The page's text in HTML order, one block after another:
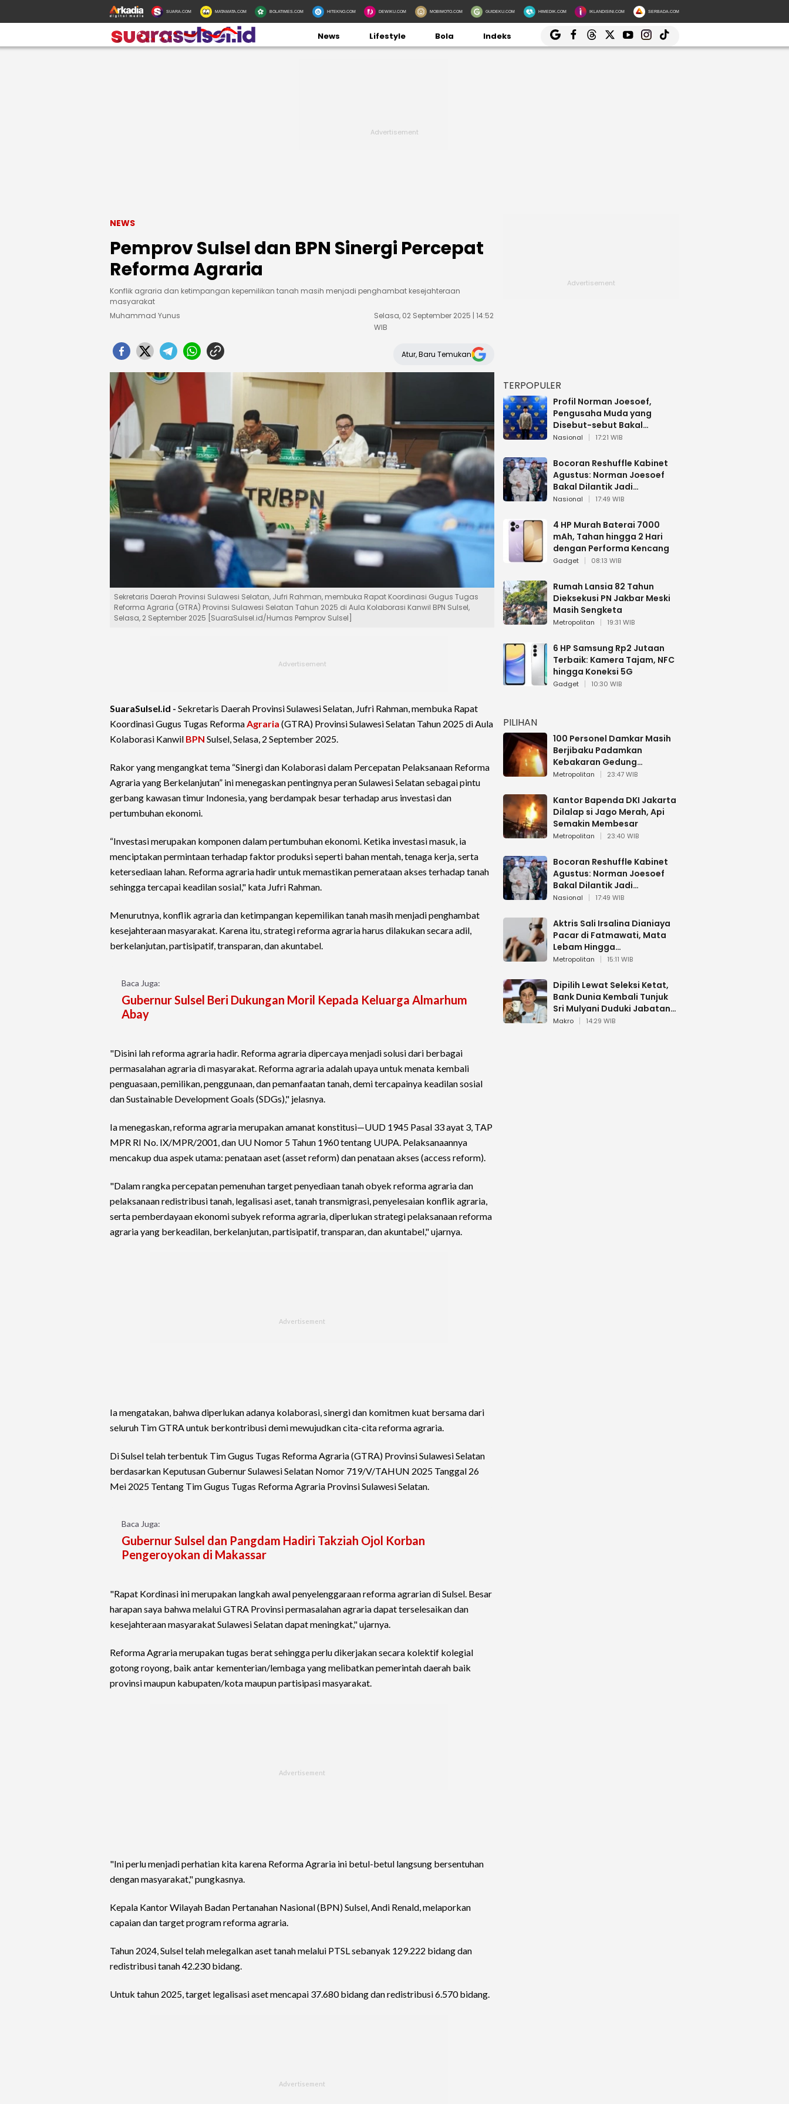
SUARA.COM MATAMATA.COM BOLATIMES.COM HITEKNO.COM DEWIKU.COM MOBIMOTO.COM GUIDEKU.COM HIMEDIK.COM IKLANDISINI.COM SERBADA.COM
News Lifestyle Bola Indeks
NEWS
Pemprov Sulsel dan BPN Sinergi Percepat
Reforma Agraria
Konflik agraria dan ketimpangan kepemilikan tanah masih menjadi penghambat kesejahteraan
masyarakat
Muhammad Yunus
Selasa, 02 September 2025 | 14:52
WIB
Atur, Baru Temukan
Sekretaris Daerah Provinsi Sulawesi Selatan, Jufri Rahman, membuka Rapat Koordinasi Gugus Tugas
Reforma Agraria (GTRA) Provinsi Sulawesi Selatan Tahun 2025 di Aula Kolaborasi Kanwil BPN Sulsel,
Selasa, 2 September 2025 [SuaraSulsel.id/Humas Pemprov Sulsel]
SuaraSulsel.id - Sekretaris Daerah Provinsi Sulawesi Selatan, Jufri Rahman, membuka Rapat
Koordinasi Gugus Tugas ReformaAgraria (GTRA) Provinsi Sulawesi Selatan Tahun 2025 di Aula
Kolaborasi Kanwil BPN Sulsel, Selasa, 2 September 2025.
Rakor yang mengangkat tema “Sinergi dan Kolaborasi dalam Percepatan Pelaksanaan Reforma
Agraria yang Berkelanjutan” ini menegaskan pentingnya peran Sulawesi Selatan sebagai pintu
gerbang kawasan timur Indonesia, yang berdampak besar terhadap arus investasi dan
pertumbuhan ekonomi.
“Investasi merupakan komponen dalam pertumbuhan ekonomi. Ketika investasi masuk, ia
menciptakan permintaan terhadap faktor produksi seperti bahan mentah, tenaga kerja, serta
ketersediaan lahan. Reforma agraria hadir untuk memastikan pemerataan akses terhadap tanah
sehingga tercapai keadilan sosial," kata Jufri Rahman.
Menurutnya, konflik agraria dan ketimpangan kepemilikan tanah masih menjadi penghambat
kesejahteraan masyarakat. Karena itu, strategi reforma agraria harus dilakukan secara adil,
berkelanjutan, partisipatif, transparan, dan akuntabel.
Baca Juga:
Gubernur Sulsel Beri Dukungan Moril Kepada Keluarga Almarhum
Abay
"Disini lah reforma agraria hadir. Reforma agraria dipercaya menjadi solusi dari berbagai
permasalahan agraria di masyarakat. Reforma agraria adalah upaya untuk menata kembali
penguasaan, pemilikan, penggunaan, dan pemanfaatan tanah, demi tercapainya keadilan sosial
dan Sustainable Development Goals (SDGs)," jelasnya.
Ia menegaskan, reforma agraria merupakan amanat konstitusi—UUD 1945 Pasal 33 ayat 3, TAP
MPR RI No. IX/MPR/2001, dan UU Nomor 5 Tahun 1960 tentang UUPA. Pelaksanaannya
mencakup dua aspek utama: penataan aset (asset reform) dan penataan akses (access reform).
"Dalam rangka percepatan pemenuhan target penyediaan tanah obyek reforma agraria dan
pelaksanaan redistribusi tanah, legalisasi aset, tanah transmigrasi, penyelesaian konflik agraria,
serta pemberdayaan ekonomi subyek reforma agraria, diperlukan strategi pelaksanaan reforma
agraria yang berkeadilan, berkelanjutan, partisipatif, transparan, dan akuntabel," ujarnya.
Ia mengatakan, bahwa diperlukan adanya kolaborasi, sinergi dan komitmen kuat bersama dari
seluruh Tim GTRA untuk berkontribusi demi mewujudkan cita-cita reforma agraria.
Di Sulsel telah terbentuk Tim Gugus Tugas Reforma Agraria (GTRA) Provinsi Sulawesi Selatan
berdasarkan Keputusan Gubernur Sulawesi Selatan Nomor 719/V/TAHUN 2025 Tanggal 26
Mei 2025 Tentang Tim Gugus Tugas Reforma Agraria Provinsi Sulawesi Selatan.
Baca Juga:
Gubernur Sulsel dan Pangdam Hadiri Takziah Ojol Korban
Pengeroyokan di Makassar
"Rapat Kordinasi ini merupakan langkah awal penyelenggaraan reforma agrarian di Sulsel. Besar
harapan saya bahwa melalui GTRA Provinsi permasalahan agraria dapat terselesaikan dan
kesejahteraan masyarakat Sulawesi Selatan dapat meningkat," ujarnya.
Reforma Agraria merupakan tugas berat sehingga perlu dikerjakan secara kolektif kolegial
gotong royong, baik antar kementerian/lembaga yang melibatkan pemerintah daerah baik
provinsi maupun kabupaten/kota maupun partisipasi masyarakat.
"Ini perlu menjadi perhatian kita karena Reforma Agraria ini betul-betul langsung bersentuhan
dengan masyarakat," pungkasnya.
Kepala Kantor Wilayah Badan Pertanahan Nasional (BPN) Sulsel, Andi Renald, melaporkan
capaian dan target program reforma agraria.
Tahun 2024, Sulsel telah melegalkan aset tanah melalui PTSL sebanyak 129.222 bidang dan
redistribusi tanah 42.230 bidang.
Untuk tahun 2025, target legalisasi aset mencapai 37.680 bidang dan redistribusi 6.570 bidang.
TERPOPULER
Profil Norman Joesoef,
Pengusaha Muda yang
Disebut-sebut Bakal
Dilantik Jadi Wamenhan RI
Nasional 17:21 WIB
Bocoran Reshuffle Kabinet
Agustus: Norman Joesoef
Bakal Dilantik Jadi
Wamenhan RI
Nasional 17:49 WIB
4 HP Murah Baterai 7000
mAh, Tahan hingga 2 Hari
dengan Performa Kencang
Gadget 08:13 WIB
Rumah Lansia 82 Tahun
Dieksekusi PN Jakbar Meski
Masih Sengketa
Metropolitan 19:31 WIB
6 HP Samsung Rp2 Jutaan
Terbaik: Kamera Tajam, NFC
hingga Koneksi 5G
Gadget 10:30 WIB
PILIHAN
100 Personel Damkar Masih
Berjibaku Padamkan
Kebakaran Gedung
Bapenda DKI
Metropolitan 23:47 WIB
Kantor Bapenda DKI Jakarta
Dilalap si Jago Merah, Api
Semakin Membesar
Metropolitan 23:40 WIB
Bocoran Reshuffle Kabinet
Agustus: Norman Joesoef
Bakal Dilantik Jadi
Wamenhan RI
Nasional 17:49 WIB
Aktris Sali Irsalina Dianiaya
Pacar di Fatmawati, Mata
Lebam Hingga
Diselamatkan Polantas
Metropolitan 15:11 WIB
Dipilih Lewat Seleksi Ketat,
Bank Dunia Kembali Tunjuk
Sri Mulyani Duduki Jabatan
Strategis
Makro 14:29 WIB